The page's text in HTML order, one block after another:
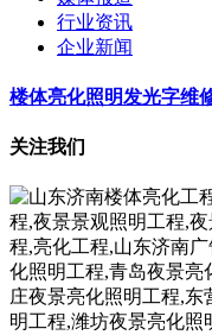
行业资讯
企业新闻
楼体亮化照明发光字维
关注我们